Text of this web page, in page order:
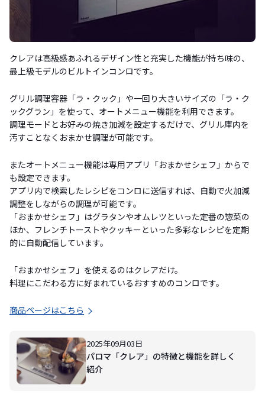
クレアは高級感あふれるデザイン性と充実した機能が持ち味の、
最上級モデルのビルトインコンロです。
グリル調理容器「ラ・クック」や一回り大きいサイズの「ラ・ク
ックグラン」を使って、オートメニュー機能を利用できます。
調理モードとお好みの焼き加減を設定するだけで、グリル庫内を
汚すことなくおまかせ調理が可能です。
またオートメニュー機能は専用アプリ「おまかせシェフ」からで
も設定できます。
アプリ内で検索したレシピをコンロに送信すれば、自動で火加減
調整をしながらの調理が可能です。
「おまかせシェフ」はグラタンやオムレツといった定番の惣菜の
ほか、フレンチトーストやクッキーといった多彩なレシピを定期
的に自動配信しています。
「おまかせシェフ」を使えるのはクレアだけ。
料理にこだわる方に好まれているおすすめのコンロです。
商品ページはこちら
2025年09月03日
パロマ「クレア」の特徴と機能を詳しく
紹介